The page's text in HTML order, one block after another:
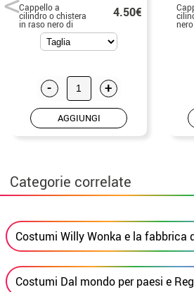
Cappello a
cilindro o chistera
in raso nero di
alta qualità
4.50€
- +
AGGIUNGI
nero
Categorie correlate
Costumi Willy Wonka e la fabbrica
Costumi Dal mondo per paesi e